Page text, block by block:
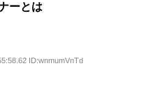
ーとは
ID:wnmumVnTd